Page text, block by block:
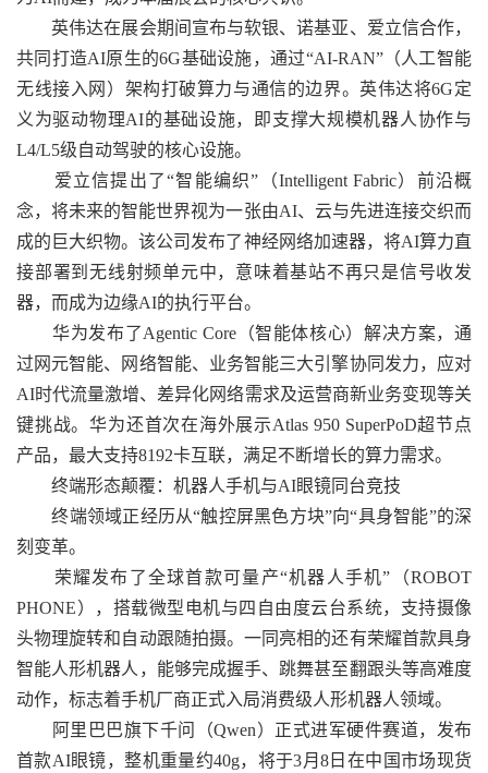
英伟达在展会期间宣布与软银、诺基亚、爱立信合作，
共同打造AI原生的6G基础设施，通过“AI-RAN”（人工智能
无线接入网）架构打破算力与通信的边界。英伟达将6G定
义为驱动物理AI的基础设施，即支撑大规模机器人协作与
L4/L5级自动驾驶的核心设施。
爱立信提出了“智能编织”（Intelligent Fabric）前沿概
念，将未来的智能世界视为一张由AI、云与先进连接交织而
成的巨大织物。该公司发布了神经网络加速器，将AI算力直
接部署到无线射频单元中，意味着基站不再只是信号收发
器，而成为边缘AI的执行平台。
华为发布了Agentic Core（智能体核心）解决方案，通
过网元智能、网络智能、业务智能三大引擎协同发力，应对
AI时代流量激增、差异化网络需求及运营商新业务变现等关
键挑战。华为还首次在海外展示Atlas 950 SuperPoD超节点
产品，最大支持8192卡互联，满足不断增长的算力需求。
终端形态颠覆：机器人手机与AI眼镜同台竞技
终端领域正经历从“触控屏黑色方块”向“具身智能”的深
刻变革。
荣耀发布了全球首款可量产“机器人手机”（ROBOT
PHONE），搭载微型电机与四自由度云台系统，支持摄像
头物理旋转和自动跟随拍摄。一同亮相的还有荣耀首款具身
智能人形机器人，能够完成握手、跳舞甚至翻跟头等高难度
动作，标志着手机厂商正式入局消费级人形机器人领域。
阿里巴巴旗下千问（Qwen）正式进军硬件赛道，发布
首款AI眼镜，整机重量约40g，将于3月8日在中国市场现货